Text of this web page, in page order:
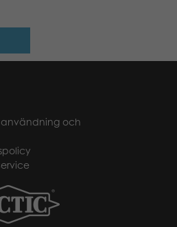
användning och